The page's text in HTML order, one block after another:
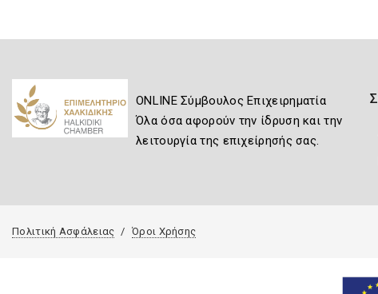
ONLINE Σύμβουλος Επιχειρηματία
Όλα όσα αφορούν την ίδρυση και την
λειτουργία της επιχείρησής σας.
Πολιτική Ασφάλειας Όροι Χρήσης